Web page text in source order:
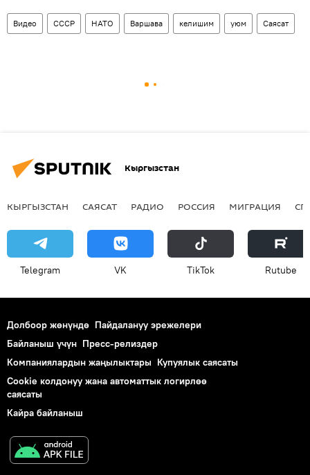
Видео СССР НАТО Варшава келишим уюм Саясат
Кыргызстан
КЫРГЫЗСТАН САЯСАТ РАДИО РОССИЯ МИГРАЦИЯ
Telegram VK ТikТоk Rutube
Долбоор жөнүндө Пайдалануу эрежелери
Байланыш үчүн Пресс-релиздер
Компаниялардын жаңылыктары Купуялык саясаты
Cookie колдонуу жана автоматтык логирлөө
саясаты
Кайра байланыш